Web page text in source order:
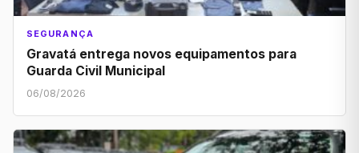
SEGURANÇA
Gravatá entrega novos equipamentos para
Guarda Civil Municipal
06/08/2026